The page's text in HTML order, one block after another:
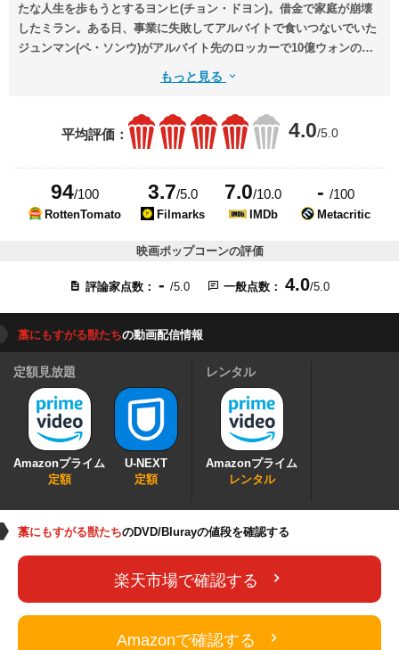
たな人生を歩もうとするヨンヒ(チョン・ドヨン)。借金で家庭が崩壊
したミラン。ある日、事業に失敗してアルバイトで食いつないでいた
ジュンマン(ペ・ソンウ)がアルバイト先のロッカーで10億ウォンの入
もっと見る
平均評価： 4.0/5.0
94/100
RottenTomato
3.7/5.0
Filmarks
7.0/10.0
IMDb
- /100
Metacritic
映画ポップコーンの評価
評論家点数： - /5.0 一般点数： 4.0/5.0
藁にもすがる獣たちの動画配信情報
定額見放題
Amazonプライム
定額
U-NEXT
定額
レンタル
Amazonプライム
レンタル
藁にもすがる獣たちのDVD/Blurayの値段を確認する
楽天市場で確認する
Amazonで確認する